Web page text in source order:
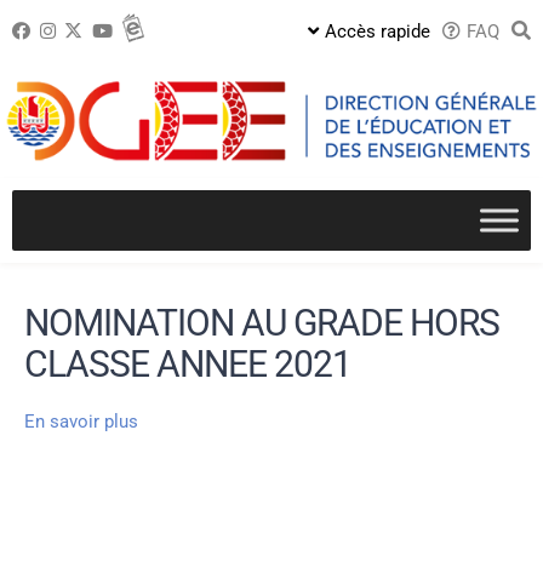
Passer
contenu
Accès rapide FAQ
NOMINATION AU GRADE HORS
CLASSE ANNEE 2021
En savoir plus